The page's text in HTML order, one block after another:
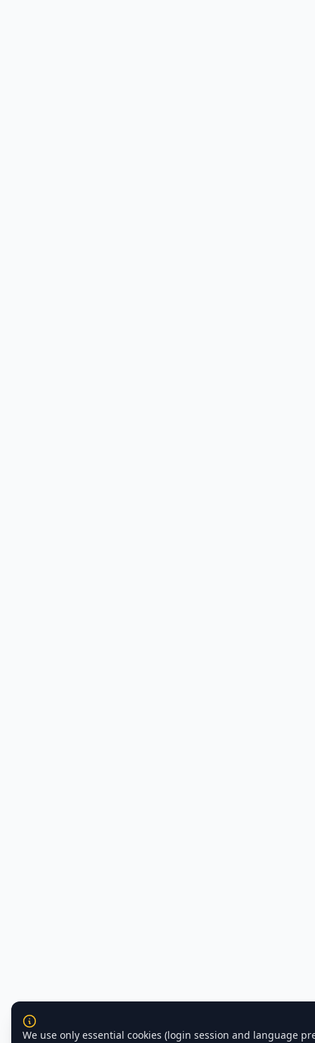
We use only essential cookies (login session and language